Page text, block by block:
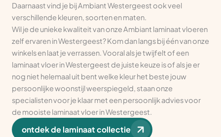
Daarnaast vind je bij Ambiant Westergeest ook veel
verschillende kleuren, soorten en maten.
Wil je de unieke kwaliteit van onze Ambiant laminaat vloeren
zelf ervaren in Westergeest? Kom dan langs bij één van onze
winkels en laat je verrassen. Vooral als je twijfelt of een
laminaat vloer in Westergeest de juiste keuze is of als je er
nog niet helemaal uit bent welke kleur het beste jouw
persoonlijke woonstijl weerspiegeld, staan onze
specialisten voor je klaar met een persoonlijk advies voor
de mooiste laminaat vloer in Westergeest.
ontdek de laminaat collectie